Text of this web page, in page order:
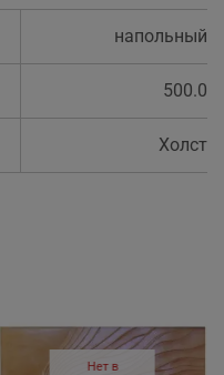
напольный
500.0
Холст
Нет в